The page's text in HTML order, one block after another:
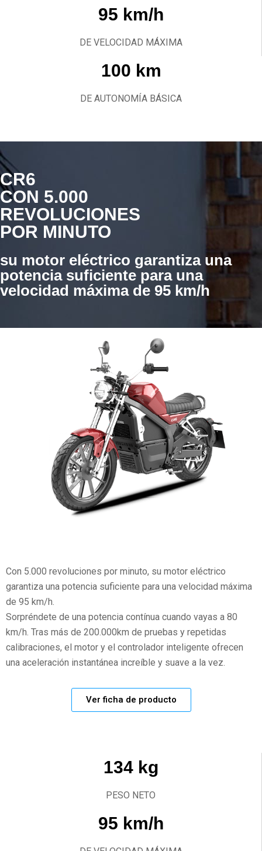
95 km/h
DE VELOCIDAD MÁXIMA
100 km
DE AUTONOMÍA BÁSICA
CR6
CON 5.000
REVOLUCIONES
POR MINUTO
su motor eléctrico garantiza una
potencia suficiente para una
velocidad máxima de 95 km/h
Con 5.000 revoluciones por minuto, su motor eléctrico
garantiza una potencia suficiente para una velocidad máxima
de 95 km/h.
Sorpréndete de una potencia contínua cuando vayas a 80
km/h. Tras más de 200.000km de pruebas y repetidas
calibraciones, el motor y el controlador inteligente ofrecen
una aceleración instantánea increíble y suave a la vez.
Ver ficha de producto
134 kg
PESO NETO
95 km/h